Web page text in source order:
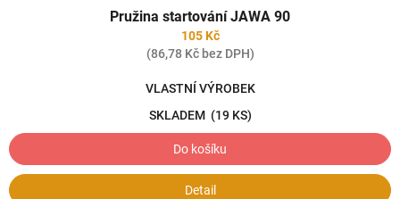
Pružina startování JAWA 90
105 Kč
(86,78 Kč bez DPH)
VLASTNÍ VÝROBEK
SKLADEM (19 KS)
Do košíku
Detail